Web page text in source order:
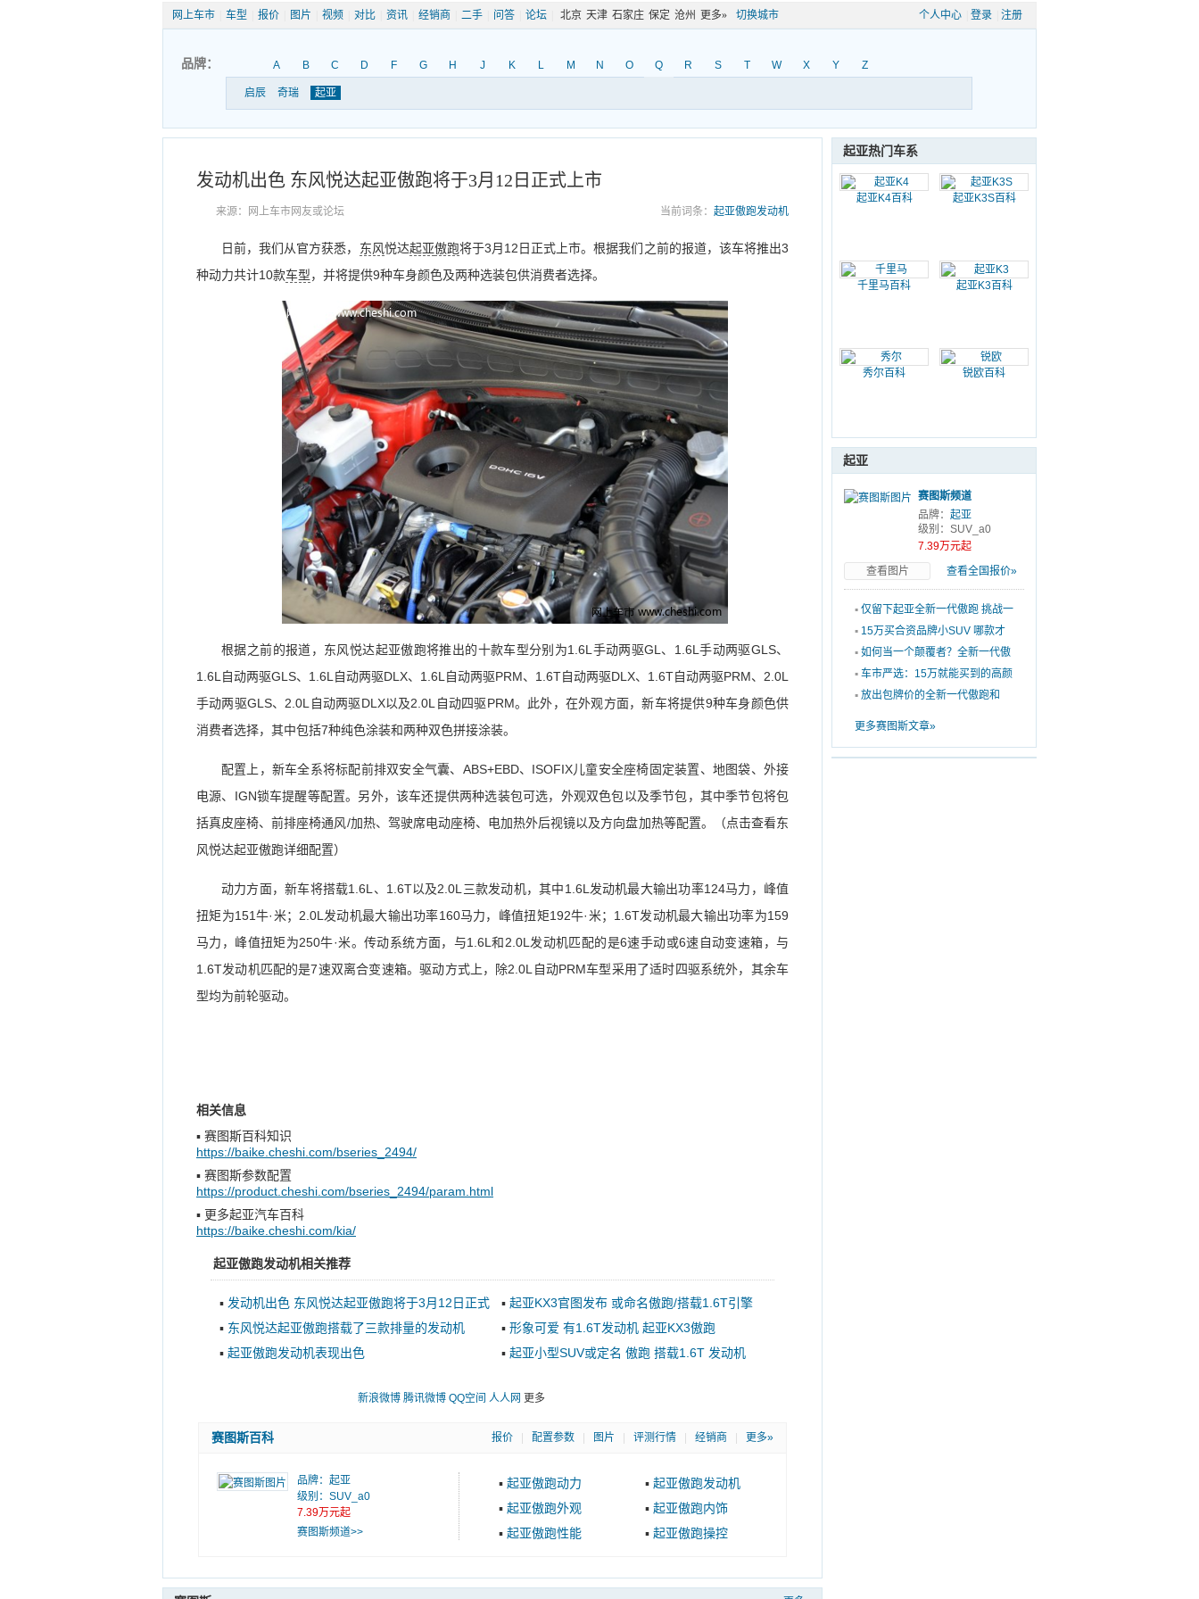
个人中心 登录 注册
网上车市 车型 报价 图片 视频 对比 资讯 经销商 二手 问答 论坛 北京 天津 石家庄 保定 沧州 更多» 切换城市
品牌： A B C D F G H J K L M N O Q R S T W X Y Z
启辰 奇瑞 起亚
发动机出色 东风悦达起亚傲跑将于3月12日正式上市
当前词条： 起亚傲跑发动机
来源：网上车市网友或论坛
日前，我们从官方获悉， 东风悦达起亚傲跑将于3月12日正式上市。根据我们之前的报道，该车将推出3
种动力共计10款车型，并将提供9种车身颜色及两种选装包供消费者选择。
根据之前的报道，东风悦达起亚傲跑将推出的十款车型分别为1.6L手动两驱GL、1.6L手动两驱GLS、
1.6L自动两驱GLS、1.6L自动两驱DLX、1.6L自动两驱PRM、1.6T自动两驱DLX、1.6T自动两驱PRM、2.0L
手动两驱GLS、2.0L自动两驱DLX以及2.0L自动四驱PRM。此外，在外观方面，新车将提供9种车身颜色供
消费者选择，其中包括7种纯色涂装和两种双色拼接涂装。
配置上，新车全系将标配前排双安全气囊、ABS+EBD、ISOFIX儿童安全座椅固定装置、地图袋、外接
电源、IGN锁车提醒等配置。另外，该车还提供两种选装包可选，外观双色包以及季节包，其中季节包将包
括真皮座椅、前排座椅通风/加热、驾驶席电动座椅、电加热外后视镜以及方向盘加热等配置。（点击查看东
风悦达起亚傲跑详细配置）
动力方面，新车将搭载1.6L、1.6T以及2.0L三款发动机，其中1.6L发动机最大输出功率124马力，峰值
扭矩为151牛·米；2.0L发动机最大输出功率160马力，峰值扭矩192牛·米；1.6T发动机最大输出功率为159
马力，峰值扭矩为250牛·米。传动系统方面，与1.6L和2.0L发动机匹配的是6速手动或6速自动变速箱，与
1.6T发动机匹配的是7速双离合变速箱。驱动方式上，除2.0L自动PRM车型采用了适时四驱系统外，其余车
型均为前轮驱动。
相关信息
▪ 赛图斯百科知识
https://baike.cheshi.com/bseries_2494/
▪ 赛图斯参数配置
https://product.cheshi.com/bseries_2494/param.html
▪ 更多起亚汽车百科
https://baike.cheshi.com/kia/
起亚傲跑发动机相关推荐
▪ 发动机出色 东风悦达起亚傲跑将于3月12日正式
上市
▪ 起亚KX3官图发布 或命名傲跑/搭载1.6T引擎
▪ 东风悦达起亚傲跑搭载了三款排量的发动机 ▪ 形象可爱 有1.6T发动机 起亚KX3傲跑
▪ 起亚傲跑发动机表现出色 ▪ 起亚小型SUV或定名 傲跑 搭载1.6T 发动机
新浪微博 腾讯微博 QQ空间 人人网 更多
报价 配置参数 图片 评测行情 经销商 更多»
赛图斯百科
品牌： 起亚
级别：SUV_a0
7.39万元起
赛图斯频道>>
▪ 起亚傲跑动力 ▪ 起亚傲跑发动机
▪ 起亚傲跑外观 ▪ 起亚傲跑内饰
▪ 起亚傲跑性能 ▪ 起亚傲跑操控
起亚热门车系
起亚K4百科 起亚K3S百科
千里马百科 起亚K3百科
秀尔百科 锐欧百科
起亚
赛图斯频道
品牌： 起亚
级别：SUV_a0
7.39万元起
查看图片
查看全国报价»
▪ 仅留下起亚全新一代傲跑 挑战一
天一夜的极简生活
▪ 15万买合资品牌小SUV 哪款才
是最佳的选择？
▪ 如何当一个颠覆者？全新一代傲
跑破局而来
▪ 车市严选：15万就能买到的高颜
值个性小型SUV
▪ 放出包牌价的全新一代傲跑和
更多赛图斯文章»